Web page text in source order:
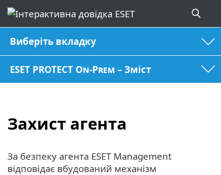
Виберіть вкладку
ESET PROTECT On-Prem – Зміст
Захист агента
За безпеку агента ESET Management
відповідає вбудований механізм